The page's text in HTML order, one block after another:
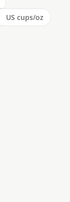
US cups/oz